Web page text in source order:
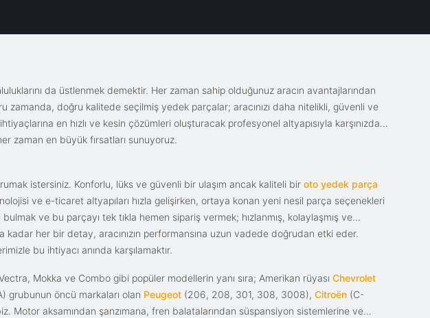
da üstlenmek demektir. Her zaman sahip olduğunuz aracın avantajlarından
zamanda, doğru kalitede seçilmiş yedek parçalar; aracınızı daha nitelikli, güvenli ve
en hızlı ve kesin çözümleri oluşturacak profesyonel altyapısıyla karşınızda.
zaman en büyük fırsatları sunuyoruz.
istersiniz. Konforlu, lüks ve güvenli bir ulaşım ancak kaliteli bir oto yedek parça
ve e-ticaret altyapıları hızla gelişirken, ortaya konan yeni nesil parça seçenekleri
ve bu parçayı tek tıkla hemen sipariş vermek; hızlanmış, kolaylaşmış ve
her bir detay, aracınızın performansına uzun vadede doğrudan etki eder.
bu ihtiyacı anında karşılamaktır.
Mokka ve Combo gibi popüler modellerin yanı sıra; Amerikan rüyası Chevrolet
grubunun öncü markaları olan Peugeot (206, 208, 301, 308, 3008), Citroën (C-
Motor aksamından şanzımana, fren balatalarından süspansiyon sistemlerine ve